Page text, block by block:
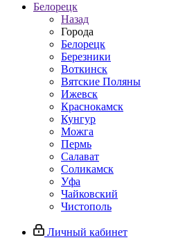
Белорецк
Назад
Города
Белорецк
Березники
Воткинск
Вятские Поляны
Ижевск
Краснокамск
Кунгур
Можга
Пермь
Салават
Соликамск
Уфа
Чайковский
Чистополь
Личный кабинет